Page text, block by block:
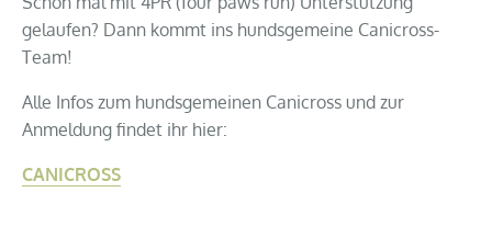
gelaufen? Dann kommt ins hundsgemeine Canicross-
Team!
Alle Infos zum hundsgemeinen Canicross und zur
Anmeldung findet ihr hier:
CANICROSS